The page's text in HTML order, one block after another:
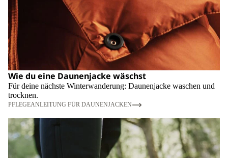
Wie du eine Daunenjacke wäschst
Für deine nächste Winterwanderung: Daunenjacke waschen und
trocknen.
PFLEGEANLEITUNG FÜR DAUNENJACKEN